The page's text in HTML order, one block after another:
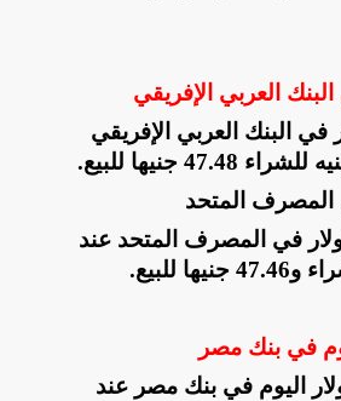
العربي الإفريقي
في البنك العربي الإفريقي
.
المصرف المتحد
في المصرف المتحد عند
.
في بنك مصر
اليوم في بنك مصر عند